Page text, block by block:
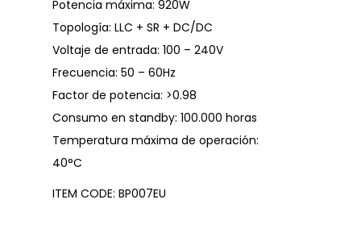
Potencia máxima: 920W
Topología: LLC + SR + DC/DC
Voltaje de entrada: 100 – 240V
Frecuencia: 50 – 60Hz
Factor de potencia: >0.98
Consumo en standby: 100.000 horas
Temperatura máxima de operación:
40°C
ITEM CODE: BP007EU